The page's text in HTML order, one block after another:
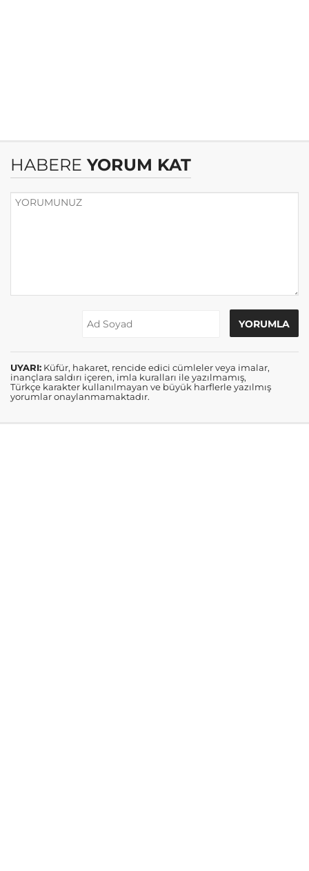
HABERE YORUM KAT
UYARI: Küfür, hakaret, rencide edici cümleler veya imalar,
inançlara saldırı içeren, imla kuralları ile yazılmamış,
Türkçe karakter kullanılmayan ve büyük harflerle yazılmış
yorumlar onaylanmamaktadır.